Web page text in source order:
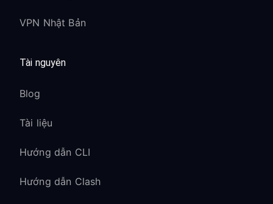
VPN Nhật Bản
Tài nguyên
Blog
Tài liệu
Hướng dẫn CLI
Hướng dẫn Clash